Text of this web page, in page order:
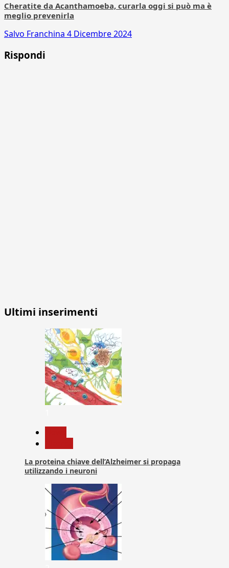
Cheratite da Acanthamoeba, curarla oggi si può ma è
meglio prevenirla
Salvo Franchina 4 Dicembre 2024
Rispondi
Ultimi inserimenti
La proteina chiave dell’Alzheimer si propaga
utilizzando i neuroni